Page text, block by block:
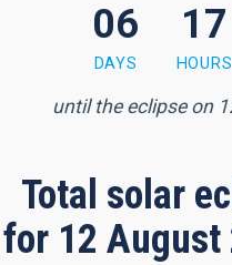
30 minutes06
DAYS
17
HOURS
until the eclipse on
Total solar
for 12 August